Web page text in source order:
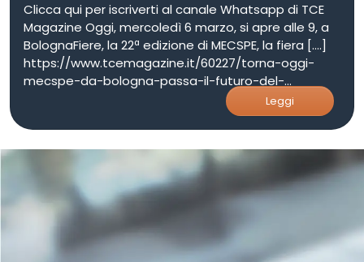
Clicca qui per iscriverti al canale Whatsapp di TCE
Magazine Oggi, mercoledì 6 marzo, si apre alle 9, a
BolognaFiere, la 22ª edizione di MECSPE, la fiera [....]
https://www.tcemagazine.it/60227/torna-oggi-
mecspe-da-bologna-passa-il-futuro-del-
Leggi